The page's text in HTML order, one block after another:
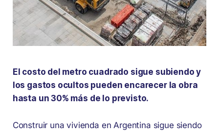
El costo del metro cuadrado sigue subiendo y
los gastos ocultos pueden encarecer la obra
hasta un 30% más de lo previsto.
Construir una vivienda en Argentina sigue siendo